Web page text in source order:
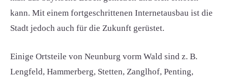
kann. Mit einem fortgeschrittenen Internetausbau ist die
Stadt jedoch auch für die Zukunft gerüstet.
Einige Ortsteile von Neunburg vorm Wald sind z. B.
Lengfeld, Hammerberg, Stetten, Zanglhof, Penting,